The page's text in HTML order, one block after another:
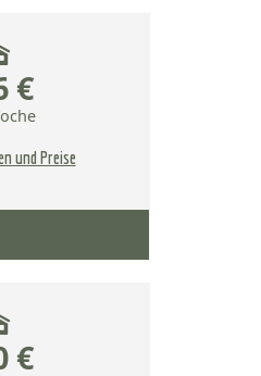
€
und Preise
€